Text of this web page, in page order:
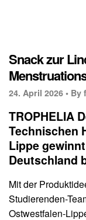
Snack zur
24. April 2026 • By
TROPHELIA
Technischen
Lippe
Deutschland
Mit der
Studierenden-
Ostwestfalen-